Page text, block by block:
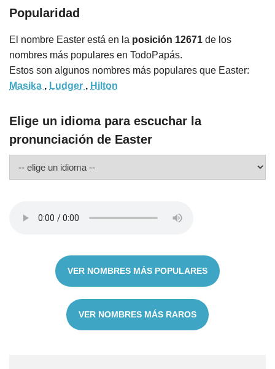
Popularidad
El nombre Easter está en la posición 12671 de los
nombres más populares en TodoPapás.
Estos son algunos nombres más populares que Easter:
Masika , Ludger , Hilton
Elige un idioma para escuchar la
pronunciación de Easter
VER NOMBRES MÁS POPULARES
VER NOMBRES MÁS RAROS